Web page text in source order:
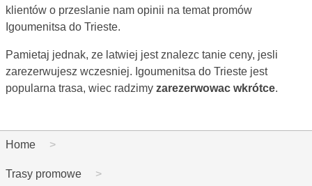
klientów o przeslanie nam opinii na temat promów
Igoumenitsa do Trieste.
Pamietaj jednak, ze latwiej jest znalezc tanie ceny, jesli
zarezerwujesz wczesniej. Igoumenitsa do Trieste jest
popularna trasa, wiec radzimy zarezerwowac wkrótce.
Home
Trasy promowe